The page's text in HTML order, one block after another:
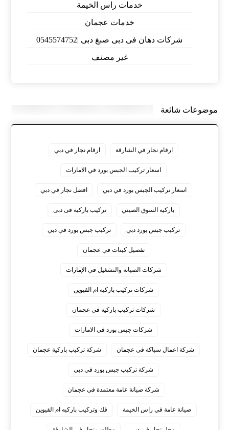
خدمات راس الخيمة
خدمات عجمان
شركات دهان فى دبى صبغ دبى |0545574752
غير مصنف
موضوعات شائعة
ارقام نجار في الشارقة ارقام نجار في دبي
اسعار تركيب الجبس بورد في الامارات
اسعار تركيب الجبس بورد في دبي افضل نجار في دبي
باركيه السوق الصيني تركيب باركيه فى دبى
تركيب جبس بورد دبي تركيب جبس بورد في دبي
تفصيل كبتات في عجمان
شركات الصيانة والتشغيل في الإمارات
شركات تركيب باركيه ام القيوين
شركات تركيب باركيه في عجمان
شركات جبس بورد في الامارات
شركة اعمال سباكة في عجمان شركة تركيب باركية عجمان
شركة تركيب جبس بورد في دبي
شركة صيانة عامة معتمدة في عجمان
صيانة عامة في راس الخيمة فك وتركيب باركيه ام القيوين